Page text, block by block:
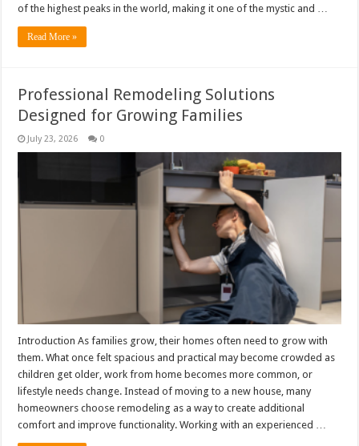
of the highest peaks in the world, making it one of the mystic and …
Read More »
Professional Remodeling Solutions
Designed for Growing Families
July 23, 2026 0
Introduction As families grow, their homes often need to grow with
them. What once felt spacious and practical may become crowded as
children get older, work from home becomes more common, or
lifestyle needs change. Instead of moving to a new house, many
homeowners choose remodeling as a way to create additional
comfort and improve functionality. Working with an experienced …